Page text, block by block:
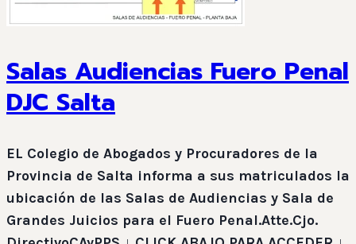
Salas Audiencias Fuero Penal
DJC Salta
EL Colegio de Abogados y Procuradores de la
Provincia de Salta informa a sus matriculados la
ubicación de las Salas de Audiencias y Sala de
Grandes Juicios para el Fuero Penal.Atte.Cjo.